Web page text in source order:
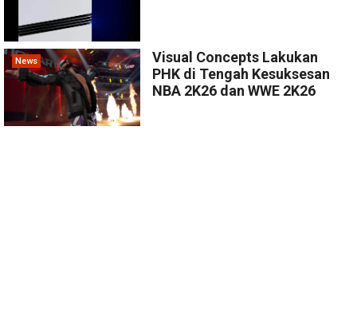
News
Visual Concepts Lakukan
PHK di Tengah Kesuksesan
NBA 2K26 dan WWE 2K26